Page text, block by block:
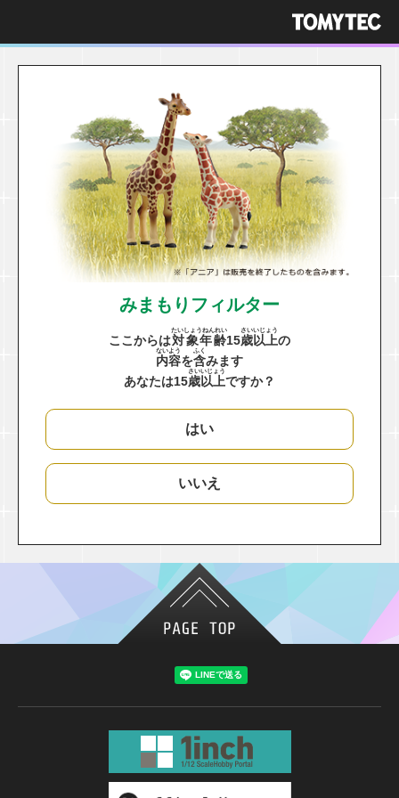
みまもりフィルター
ここからは対象年齢
たいしょうねんれい
15歳
さい
以上
いじょう
の
内容
ないよう
を含
ふく
みます
あなたは15歳
さい
以上
いじょう
ですか？
はい
いいえ